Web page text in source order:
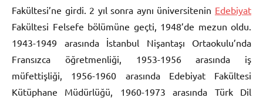
Fakültesi’ne girdi. 2 yıl sonra aynı üniversitenin Edebiyat
Fakültesi Felsefe bölümüne geçti, 1948’de mezun oldu.
1943-1949 arasında İstanbul Nişantaşı Ortaokulu’nda
Fransızca öğretmenliği, 1953-1956 arasında iş
müfettişliği, 1956-1960 arasında Edebiyat Fakültesi
Kütüphane Müdürlüğü, 1960-1973 arasında Türk Dil